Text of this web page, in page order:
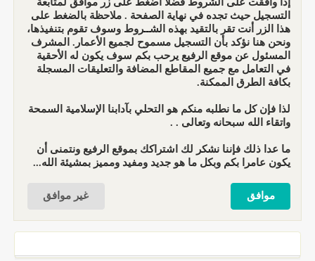
إذا وافقت على الشروط فضلا اضغط على زر موافق لمتابعة
التسجيل حيث تجده في نهاية الصفحة . ملاحظة بالضغط على
هذا الزر أنت تقر بالتقيد بهذه الشــروط وسوف تقوم بتنفيذها،
ونحن هنا نؤكد بأن التسجيل مسموح لجميع الأعمار. المشرف
المسئول عن موقع الرفيع يرحب بكم سوف يكون له الأحقية
في التعامل مع جميع المقاطع المضافة والتعليقات المسجلة
بكافة الطرق الممكنة.
لذا فإن كل ما نطلبه منكم هو التحلي بآدابنا الإسلامية السمحة
واتقاء الله سبحانه وتعالى . .
ما عدا ذلك فإننا نشكر لك اشتراكك بموقع الرفيع ونتمنى أن
يكون عامرا بكم وبكل ما هو جديد ومفيد ومميز بمشيئة الله...